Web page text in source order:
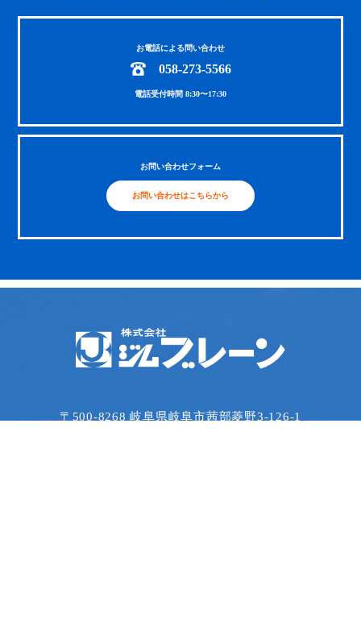
お電話による問い合わせ
058-273-5566
電話受付時間 8:30〜17:30
お問い合わせフォーム
お問い合わせはこちらから
〒500-8268 岐阜県岐阜市茜部菱野3-126-1